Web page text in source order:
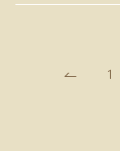
前へ1